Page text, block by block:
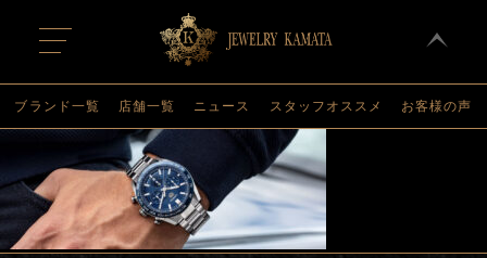
t
o
g
l
n
v
g
t
i
ブランド一覧 店舗一覧 ニュース スタッフオススメ お客様の声